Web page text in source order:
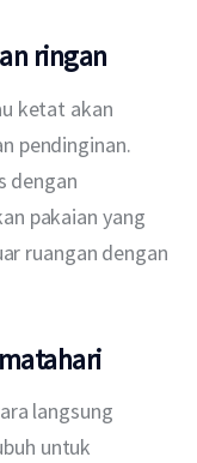
ringan
ketat akan
pendinginan.
dengan
pakaian yang
ruangan dengan
langsung
untuk